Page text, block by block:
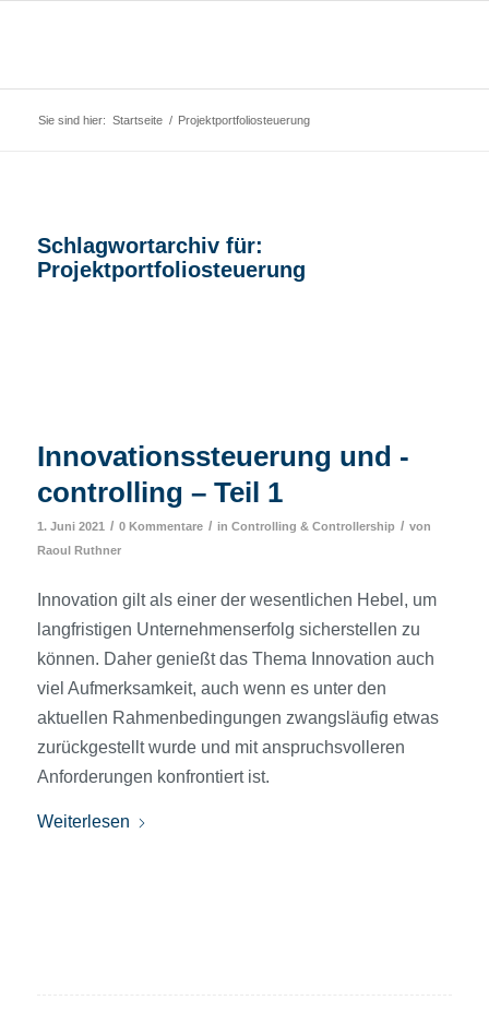
Sie sind hier: Startseite / Projektportfoliosteuerung
Schlagwortarchiv für:
Projektportfoliosteuerung
Innovations­steuerung und -
controlling – Teil 1
1. Juni 2021 / 0 Kommentare / in Controlling & Controllership / von
Raoul Ruthner
Innovation gilt als einer der wesentlichen Hebel, um
langfristigen Unternehmenserfolg sicherstellen zu
können. Daher genießt das Thema Innovation auch
viel Aufmerksamkeit, auch wenn es unter den
aktuellen Rahmenbedingungen zwangsläufig etwas
zurückgestellt wurde und mit anspruchsvolleren
Anforderungen konfrontiert ist.
Weiterlesen